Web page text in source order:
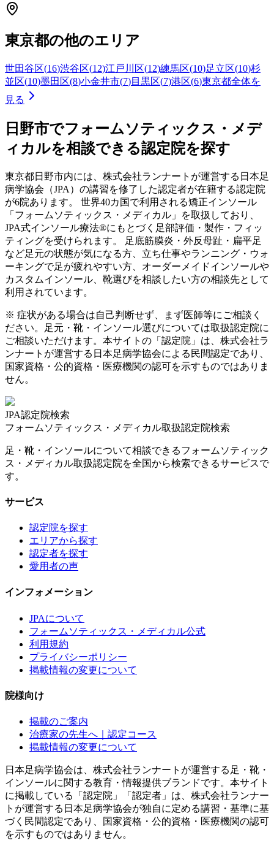
東京都の他のエリア
世田谷区(16)渋谷区(12)江戸川区(12)練馬区(10)足立区(10)杉
並区(10)墨田区(8)小金井市(7)目黒区(7)港区(6)東京都全体を
見る
日野市でフォームソティックス・メデ
ィカルを相談できる認定院を探す
東京都日野市内には、株式会社ランナートが運営する日本足
病学協会（JPA）の講習を修了した認定者が在籍する認定院
が6院あります。 世界40カ国で利用される矯正インソール
「フォームソティックス・メディカル」を取扱しており、
JPA式インソール療法®にもとづく足部評価・製作・フィッ
ティングを受けられます。 足底筋膜炎・外反母趾・扁平足
など足元の状態が気になる方、立ち仕事やランニング・ウォ
ーキングで足が疲れやすい方、オーダーメイドインソールや
カスタムインソール、靴選びを相談したい方の相談先として
利用されています。
※ 症状がある場合は自己判断せず、まず医師等にご相談く
ださい。足元・靴・インソール選びについては取扱認定院に
ご相談いただけます。本サイトの「認定院」は、株式会社ラ
ンナートが運営する日本足病学協会による民間認定であり、
国家資格・公的資格・医療機関の認可を示すものではありま
せん。
JPA認定院検索
フォームソティックス・メディカル取扱認定院検索
足・靴・インソールについて相談できるフォームソティック
ス・メディカル取扱認定院を全国から検索できるサービスで
す。
サービス
認定院を探す
エリアから探す
認定者を探す
愛用者の声
インフォメーション
JPAについて
フォームソティックス・メディカル公式
利用規約
プライバシーポリシー
掲載情報の変更について
院様向け
掲載のご案内
治療家の先生へ｜認定コース
掲載情報の変更について
日本足病学協会は、株式会社ランナートが運営する足・靴・
インソールに関する教育・情報提供ブランドです。本サイト
に掲載している「認定院」「認定者」は、株式会社ランナー
トが運営する日本足病学協会が独自に定める講習・基準に基
づく民間認定であり、国家資格・公的資格・医療機関の認可
を示すものではありません。